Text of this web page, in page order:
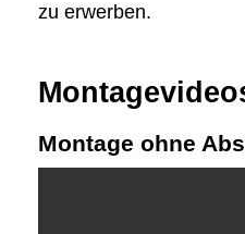
zu erwerben.
Montage ohne